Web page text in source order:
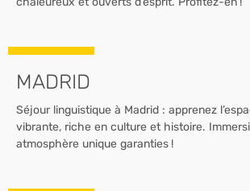
MADRID
Séjour linguistique à Madrid : apprenez
vibrante, riche en culture et histoire.
atmosphère unique garanties !